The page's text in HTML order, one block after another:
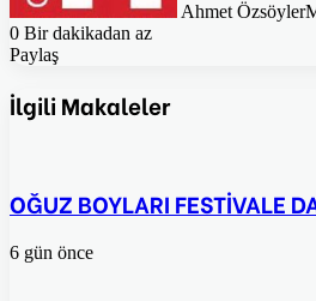
Ahmet Özsöyler
0 Bir dakikadan az
Paylaş
Posta
ile
İlgili Makaleler
OĞUZ BOYLARI FESTİVALE
6 gün önce